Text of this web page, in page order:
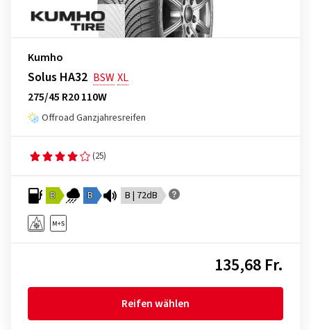
Kumho
Solus HA32 BSWXL
275/45 R20 110W
Offroad Ganzjahresreifen
(25)
B B B | 72dB
135,68 Fr.
Reifen wählen